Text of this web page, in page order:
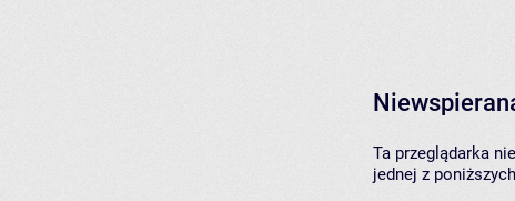
Ta przeglądarka
jednej z